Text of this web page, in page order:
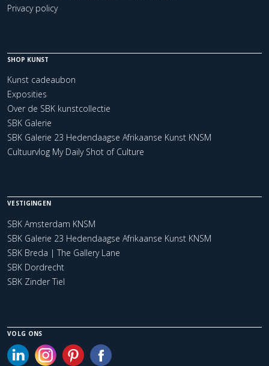
Privacy policy
SHOP KUNST
Kunst cadeaubon
Exposities
Over de SBK kunstcollectie
SBK Galerie
SBK Galerie 23 Hedendaagse Afrikaanse Kunst KNSM
Cultuurvlog My Daily Shot of Culture
VESTIGINGEN
SBK Amsterdam KNSM
SBK Galerie 23 Hedendaagse Afrikaanse Kunst KNSM
SBK Breda | The Gallery Lane
SBK Dordrecht
SBK Zinder Tiel
VOLG ONS